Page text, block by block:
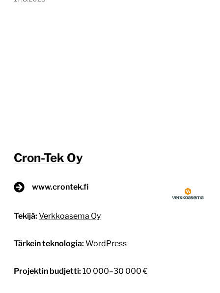
Cron-Tek Oy
www.crontek.fi
Tekijä: Verkkoasema Oy
Tärkein teknologia: WordPress
Projektin budjetti: 10 000–30 000 €